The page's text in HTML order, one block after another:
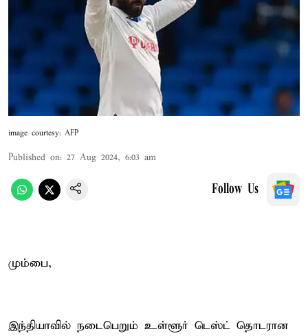
image courtesy: AFP
Published on: 27 Aug 2024, 6:03 am
Follow Us
மும்பை,
இந்தியாவில் நடைபெறும் உள்ளூர் டெஸ்ட் தொடரான